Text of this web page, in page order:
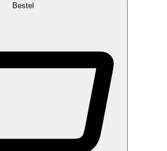
Bestel